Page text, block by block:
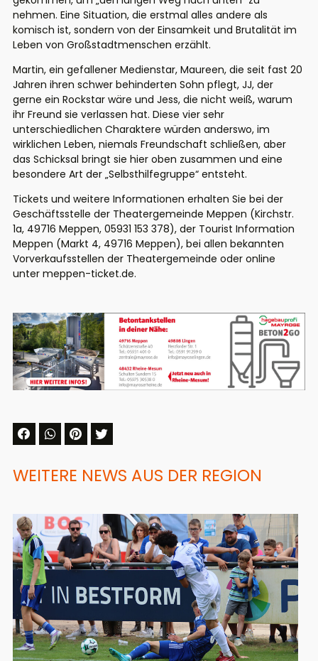
nehmen. Eine Situation, die erstmal alles andere als
komisch ist, sondern von der Einsamkeit und Brutalität im
Leben von Großstadtmenschen erzählt.
Martin, ein gefallener Medienstar, Maureen, die seit fast 20
Jahren ihren schwer behinderten Sohn pflegt, JJ, der
gerne ein Rockstar wäre und Jess, die nicht weiß, warum
ihr Freund sie verlassen hat. Diese vier sehr
unterschiedlichen Charaktere würden anderswo, im
wirklichen Leben, niemals Freundschaft schließen, aber
das Schicksal bringt sie hier oben zusammen und eine
besondere Art der „Selbsthilfegruppe“ entsteht.
Tickets und weitere Informationen erhalten Sie bei der
Geschäftsstelle der Theatergemeinde Meppen (Kirchstr.
1a, 49716 Meppen, 05931 153 378), der Tourist Information
Meppen (Markt 4, 49716 Meppen), bei allen bekannten
Vorverkaufsstellen der Theatergemeinde oder online
unter meppen-ticket.de.
WEITERE NEWS AUS DER REGION